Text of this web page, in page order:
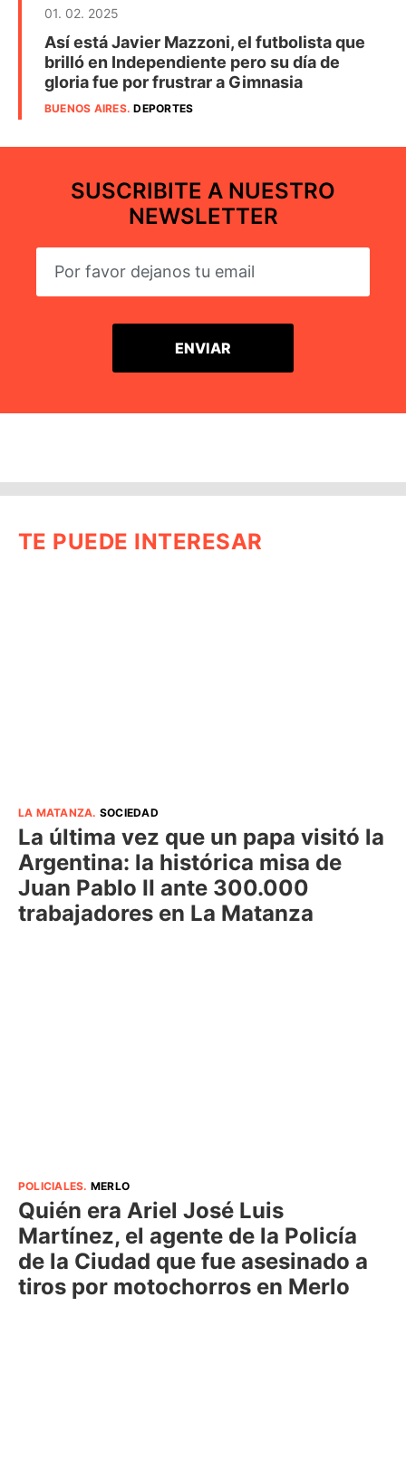
01. 02. 2025
Así está Javier Mazzoni, el futbolista que
brilló en Independiente pero su día de
gloria fue por frustrar a Gimnasia
BUENOS AIRES.DEPORTES
SUSCRIBITE A NUESTRO
NEWSLETTER
TE PUEDE INTERESAR
LA MATANZA. SOCIEDAD
La última vez que un papa visitó la
Argentina: la histórica misa de
Juan Pablo II ante 300.000
trabajadores en La Matanza
POLICIALES. MERLO
Quién era Ariel José Luis
Martínez, el agente de la Policía
de la Ciudad que fue asesinado a
tiros por motochorros en Merlo